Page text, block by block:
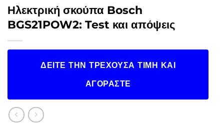
Ηλεκτρική σκούπα Bosch
BGS21POW2: Test και απόψεις
ΔΕΊΤΕ ΤΗΝ ΤΡΈΧΟΥΣΑ ΤΙΜΉ ΚΑΙ
ΑΓΟΡΆΣΤΕ